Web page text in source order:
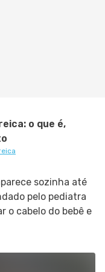
o que é,
sozinha até
pelo pediatra
o cabelo do bebê e